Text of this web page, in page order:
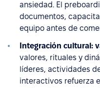
ansiedad. El
documentos,
equipo antes de
Integración cultural:
valores, rituales y
líderes, actividades
interactivos refuerza